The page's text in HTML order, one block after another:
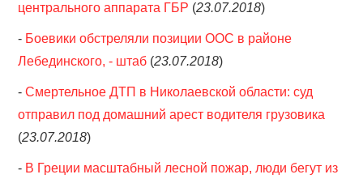
центрального аппарата ГБР (23.07.2018)
- Боевики обстреляли позиции ООС в районе
Лебединского, - штаб (23.07.2018)
-Смертельное ДТП в Николаевской области: суд
отправил под домашний арест водителя грузовика
(23.07.2018)
- В Греции масштабный лесной пожар, люди бегут из